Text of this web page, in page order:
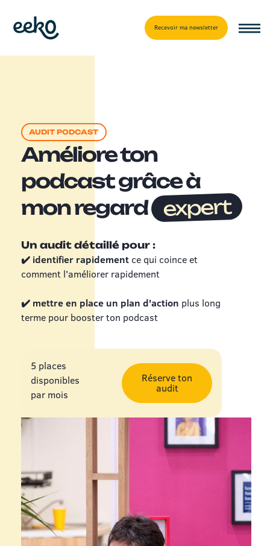
Recevoir ma newsletter
AUDIT PODCAST
Améliore ton
podcast grâce à
mon regard expert
Un audit détaillé pour :
✔️ identifier rapidement ce qui coince et
comment l'améliorer rapidement
✔️ mettre en place un plan d'action plus long
terme pour booster ton podcast
5 places
disponibles
par mois
Réserve ton
audit